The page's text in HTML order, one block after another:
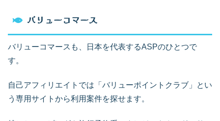
バリューコマース
バリューコマースも、日本を代表するASPのひとつで
す。
自己アフィリエイトでは「バリューポイントクラブ」とい
う専用サイトから利用案件を探せます。